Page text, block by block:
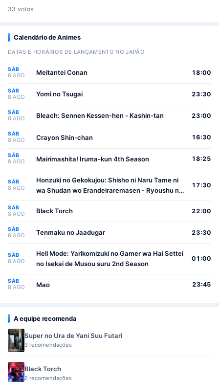
33 votos
Calendário de Animes
DATAS E HORÁRIOS DE LANÇAMENTO NO JAPÃO
SÁB
8 AGO Meitantei Conan 18:00
SÁB
8 AGO Yomi no Tsugai 23:30
SÁB
8 AGO Bleach: Sennen Kessen-hen - Kashin-tan 23:00
SÁB
8 AGO Crayon Shin-chan 16:30
SÁB
8 AGO Mairimashita! Iruma-kun 4th Season 18:25
SÁB
8 AGO
Honzuki no Gekokujou: Shisho ni Naru Tame ni
wa Shudan wo Erandeiraremasen - Ryoushu no
17:30
SÁB
8 AGO Black Torch 22:00
SÁB
8 AGO Tenmaku no Jaadugar 23:30
SÁB
8 AGO
Hell Mode: Yarikomizuki no Gamer wa Hai Settei
no Isekai de Musou suru 2nd Season
01:00
SÁB
8 AGO Mao 23:45
A equipe recomenda
Super no Ura de Yani Suu Futari
3 recomendações
Black Torch
2 recomendações